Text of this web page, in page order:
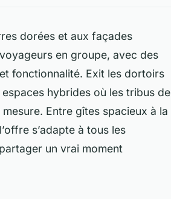
dorées et aux façades
en groupe, avec des
fonctionnalité. Exit les dortoirs
hybrides où les tribus de
Entre gîtes spacieux à la
s’adapte à tous les
un vrai moment